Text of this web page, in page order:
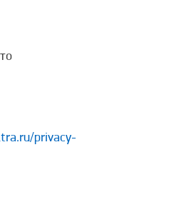
privacy-